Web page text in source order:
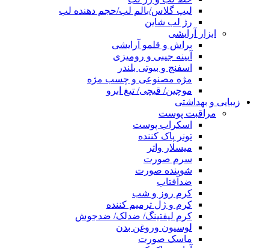
لیپ گلاس/بالم لب/حجم دهنده لب
رژ لب شاین
ابزار آرایشی
براش و قلمو آرایشی
آیینه جیبی و رومیزی
اسفنج و بیوتی بلندر
مژه مصنوعی و چسب مژه
موچین/ قیچی/ تیغ ابرو
زیبایی و بهداشتی
مراقبت پوست
اسکراب پوست
تونر پاک کننده
میسلار واتر
سرم صورت
شوینده صورت
ضدآفتاب
کرم روز و شب
کرم و ژل ترمیم کننده
کرم لیفتینگ/ ضدلک/ ضدجوش
لوسیون وروغن بدن
ماسک صورت